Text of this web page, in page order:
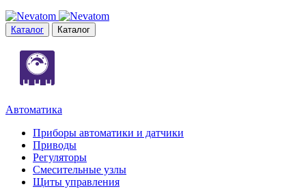
Каталог Каталог
Автоматика
Приборы автоматики и датчики
Приводы
Регуляторы
Смесительные узлы
Щиты управления